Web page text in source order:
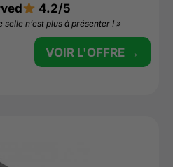
4.2/5
n’est plus à présenter ! »
VOIR L'OFFRE →